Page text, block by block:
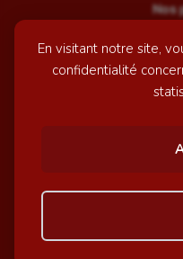
En visitant notre site,
confidentialité
Nos
© GazetteSports - 2026